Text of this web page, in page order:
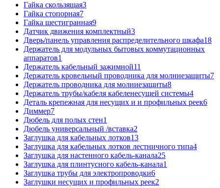
Гайка скользящая3
Гайка стопорная7
Гайка шестигранная9
Датчик движения комплектный3
Дверь/панель управления распределительного шкафа18
Держатель для модульных бытовых коммутационных
аппаратов1
Держатель кабельный зажимной11
Держатель кровельный проводника для молниезащиты7
Держатель проводника для молниезащиты8
Держатель трубы/кабеля кабеленесущей системы4
Деталь крепежная для несущих и и профильных реек6
Диммер7
Дюбель для полых стен1
Дюбель универсальный /вставка2
Заглушка для кабельных лотков13
Заглушка для кабельных лотков лестничного типа4
Заглушка для настенного кабель-канала25
Заглушка для плинтусного кабель-канала1
Заглушка трубы для электропроводки6
Заглушки несущих и профильных реек2